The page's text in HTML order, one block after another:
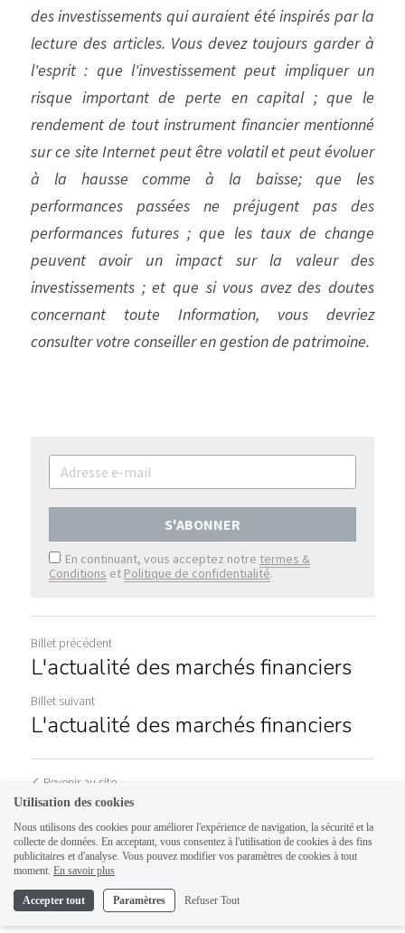
des investissements qui auraient été inspirés par la
lecture des articles. Vous devez toujours garder à
l'esprit : que l'investissement peut impliquer un
risque important de perte en capital ; que le
rendement de tout instrument financier mentionné
sur ce site Internet peut être volatil et peut évoluer
à la hausse comme à la baisse; que les
performances passées ne préjugent pas des
performances futures ; que les taux de change
peuvent avoir un impact sur la valeur des
investissements ; et que si vous avez des doutes
concernant toute Information, vous devriez
consulter votre conseiller en gestion de patrimoine.
S'ABONNER
En continuant, vous acceptez notre termes &
Conditions et Politique de confidentialité.
Billet précédent
L'actualité des marchés financiers
Billet suivant
L'actualité des marchés financiers
Revenir au site
Utilisation des cookies
Nous utilisons des cookies pour améliorer l'expérience de navigation, la sécurité et la
collecte de données. En acceptant, vous consentez à l'utilisation de cookies à des fins
publicitaires et d'analyse. Vous pouvez modifier vos paramètres de cookies à tout
moment. En savoir plus
Accepter tout Paramètres Refuser Tout